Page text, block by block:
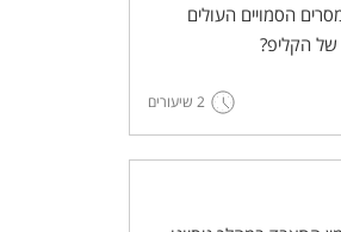
הסמויים העולים
של הקליפ?
2 שיעורים